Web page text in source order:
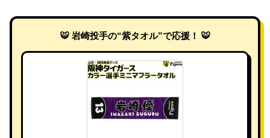
🐯 岩崎投手の“紫タオル”で応援！ 🐯